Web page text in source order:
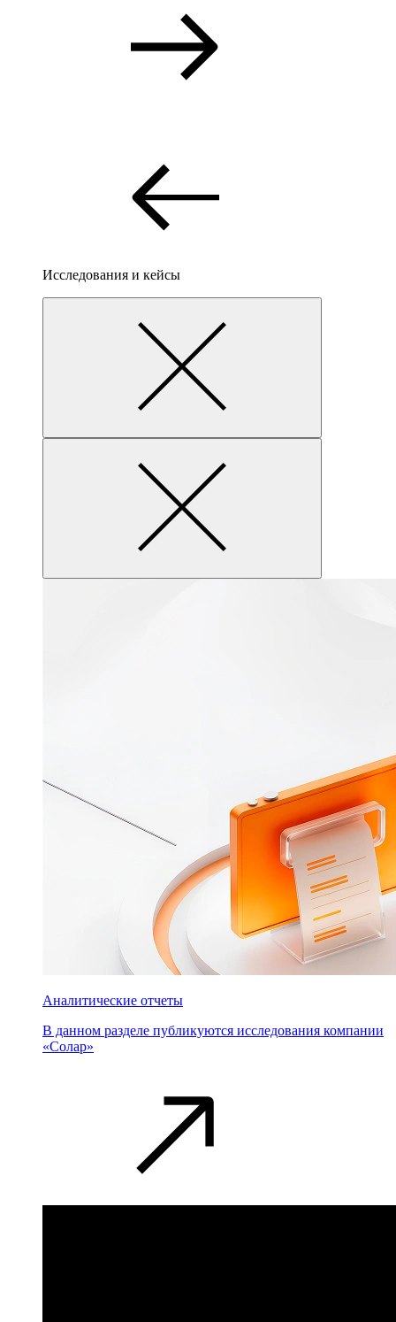
Исследования и кейсы
Аналитические отчеты
В данном разделе публикуются исследования компании
«Солар»